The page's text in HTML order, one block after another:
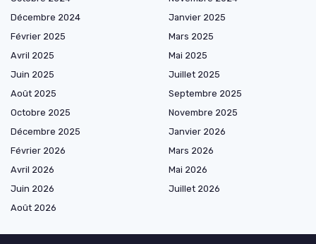
Décembre 2024
Janvier 2025
Février 2025
Mars 2025
Avril 2025
Mai 2025
Juin 2025
Juillet 2025
Août 2025
Septembre 2025
Octobre 2025
Novembre 2025
Décembre 2025
Janvier 2026
Février 2026
Mars 2026
Avril 2026
Mai 2026
Juin 2026
Juillet 2026
Août 2026